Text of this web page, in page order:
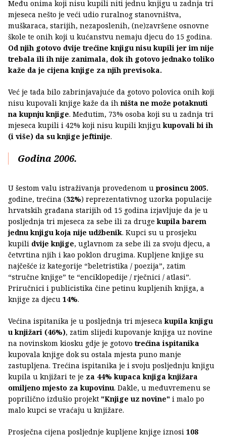
Među onima koji nisu kupili niti jednu knjigu u zadnja tri
mjeseca nešto je veći udio ruralnog stanovništva,
muškaraca, starijih, nezaposlenih, (ne)završene osnovne
škole te onih koji u kućanstvu nemaju djecu do 15 godina.
Od njih gotovo dvije trećine knjigu nisu kupili jer im nije
trebala ili ih nije zanimala, dok ih gotovo jednako toliko
kaže da je cijena knjige za njih previsoka.
Već je tada bilo zabrinjavajuće da gotovo polovica onih koji
nisu kupovali knjige kaže da ih ništa ne može potaknuti
na kupnju knjige. Međutim, 73% osoba koji su u zadnja tri
mjeseca kupili i 42% koji nisu kupili knjigukupovali bi ih
(i više) da su knjige jeftinije.
Godina 2006.
U šestom valu istraživanja provedenom u prosincu 2005.
godine, trećina (32%) reprezentativnog uzorka populacije
hrvatskih građana starijih od 15 godina izjavljuje da je u
posljednja tri mjeseca za sebe ili za drugekupila barem
jednu knjigu koja nije udžbenik. Kupci su u prosjeku
kupili dvije knjige, uglavnom za sebe ili za svoju djecu, a
četvrtina njih i kao poklon drugima. Kupljene knjige su
najčešće iz kategorije “beletristika / poezija”, zatim
“stručne knjige” te “enciklopedije / rječnici / atlasi”.
Priručnici i publicistika čine petinu kupljenih knjiga, a
knjige za djecu 14%.
Većina ispitanika je u posljednja tri mjesecakupila knjigu
u knjižari (46%), zatim slijedi kupovanje knjiga uz novine
na novinskom kiosku gdje je gotovo trećina ispitanika
kupovala knjige dok su ostala mjesta puno manje
zastupljena. Trećina ispitanika je i svoju posljednju knjigu
kupila u knjižari te je za 44% kupaca knjiga knjižara
omiljeno mjesto za kupovinu. Dakle, u međuvremenu se
poprilično izdušio projekt "Knjige uz novine" i malo po
malo kupci se vraćaju u knjižare.
Prosječna cijena posljednje kupljene knjige iznosi 108